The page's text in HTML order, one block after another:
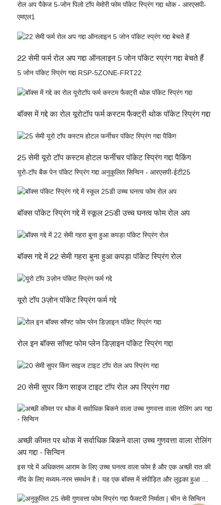
रोल अप पैकेज 5-जोन पिलो टॉप मेमोरी फोम पॉकेट स्प्रिंग गद्दा थोक - आरएसपी-
एमएल1
22 सेमी फर्म रोल अप गद्दा ऑनलाइन 5 जोन पॉकेट स्प्रंग गद्दा बेचते हैं
5 जोन पॉकेट स्प्रिंग गद्दा RSP-5ZONE-FRT22
बॉक्स में गद्दे का रोल यूरोटॉप फर्म कस्टम फैक्ट्री थोक पॉकेट स्प्रिंग गद्दा
25 सेमी यूरो टॉप कस्टम होटल फर्नीचर पॉकेट स्प्रिंग गद्दा पैकिंग
यूरो-टॉप बैक पेन पॉकेट स्प्रिंग गद्दा अनुकूलित सिन्विन - आरएसपी-ईटी25
बॉक्स पॉकेट स्प्रिंग गद्दे में स्कूल 25डी उच्च घनत्व फोम रोल अप
बॉक्स गद्दे में 22 सेमी गहरा बुना हुआ कपड़ा पॉकेट स्प्रिंग रोल
यूरो टॉप 3ज़ोन पॉकेट स्प्रिंग फर्म गद्दे
रोल इन बॉक्स सॉफ्ट फोम प्लेन डिज़ाइन पॉकेट स्प्रिंग गद्दा
20 सेमी सुपर किंग साइज टाइट टॉप रोल अप स्प्रिंग गद्दा
अच्छी कीमत पर थोक में सर्वाधिक बिकने वाला उच्च गुणवत्ता वाला रोलिंग
अप गद्दा - सिन्विन
इस गद्दे में अधिकतम आराम के लिए उच्च घनत्व वाला फोम है और एक अच्छी रात की
नींद के लिए मध्यम-नरम समर्थन है। यह एक बॉक्स में संपीड़ित और लुढ़का हुआ आता